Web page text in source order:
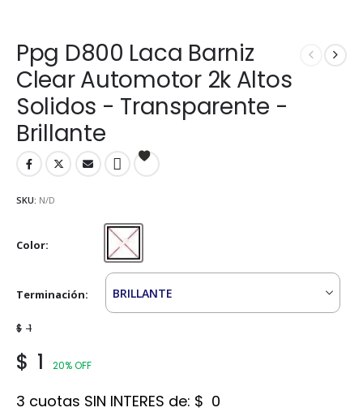
Ppg D800 Laca Barniz
Clear Automotor 2k Altos
Solidos - Transparente -
Brillante
SKU: N/D
Color Transparente
Terminación
$ 1
$ 1 20% OFF
3 cuotas SIN INTERES de: $ 0